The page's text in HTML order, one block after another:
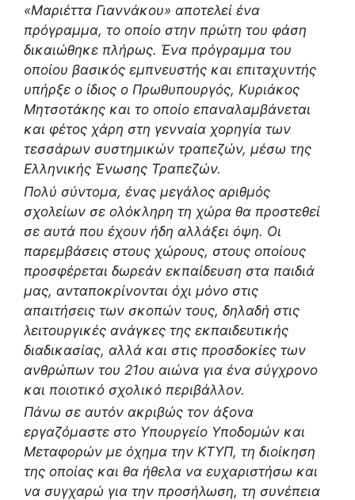
«Μαριέττα Γιαννάκου» αποτελεί ένα
πρόγραμμα, το οποίο στην πρώτη του φάση
δικαιώθηκε πλήρως. Ένα πρόγραμμα του
οποίου βασικός εμπνευστής και επιταχυντής
υπήρξε ο ίδιος ο Πρωθυπουργός, Κυριάκος
Μητσοτάκης και το οποίο επαναλαμβάνεται
και φέτος χάρη στη γενναία χορηγία των
τεσσάρων συστημικών τραπεζών, μέσω της
Ελληνικής Ένωσης Τραπεζών.
Πολύ σύντομα, ένας μεγάλος αριθμός
σχολείων σε ολόκληρη τη χώρα θα προστεθεί
σε αυτά που έχουν ήδη αλλάξει όψη. Οι
παρεμβάσεις στους χώρους, στους οποίους
προσφέρεται δωρεάν εκπαίδευση στα παιδιά
μας, ανταποκρίνονται όχι μόνο στις
απαιτήσεις των σκοπών τους, δηλαδή στις
λειτουργικές ανάγκες της εκπαιδευτικής
διαδικασίας, αλλά και στις προσδοκίες των
ανθρώπων του 21ου αιώνα για ένα σύγχρονο
και ποιοτικό σχολικό περιβάλλον.
Πάνω σε αυτόν ακριβώς τον άξονα
εργαζόμαστε στο Υπουργείο Υποδομών και
Μεταφορών με όχημα την ΚΤΥΠ, τη διοίκηση
της οποίας και θα ήθελα να ευχαριστήσω και
να συγχαρώ για την προσήλωση, τη συνέπεια